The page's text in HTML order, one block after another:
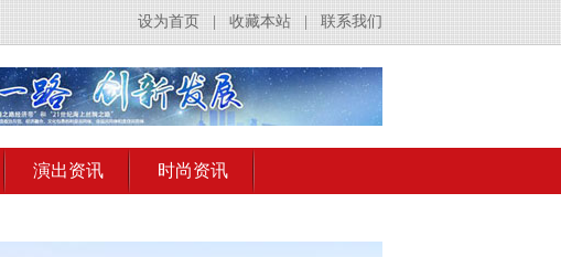
联系我们
收藏本站
设为首页
演出资讯 时尚资讯